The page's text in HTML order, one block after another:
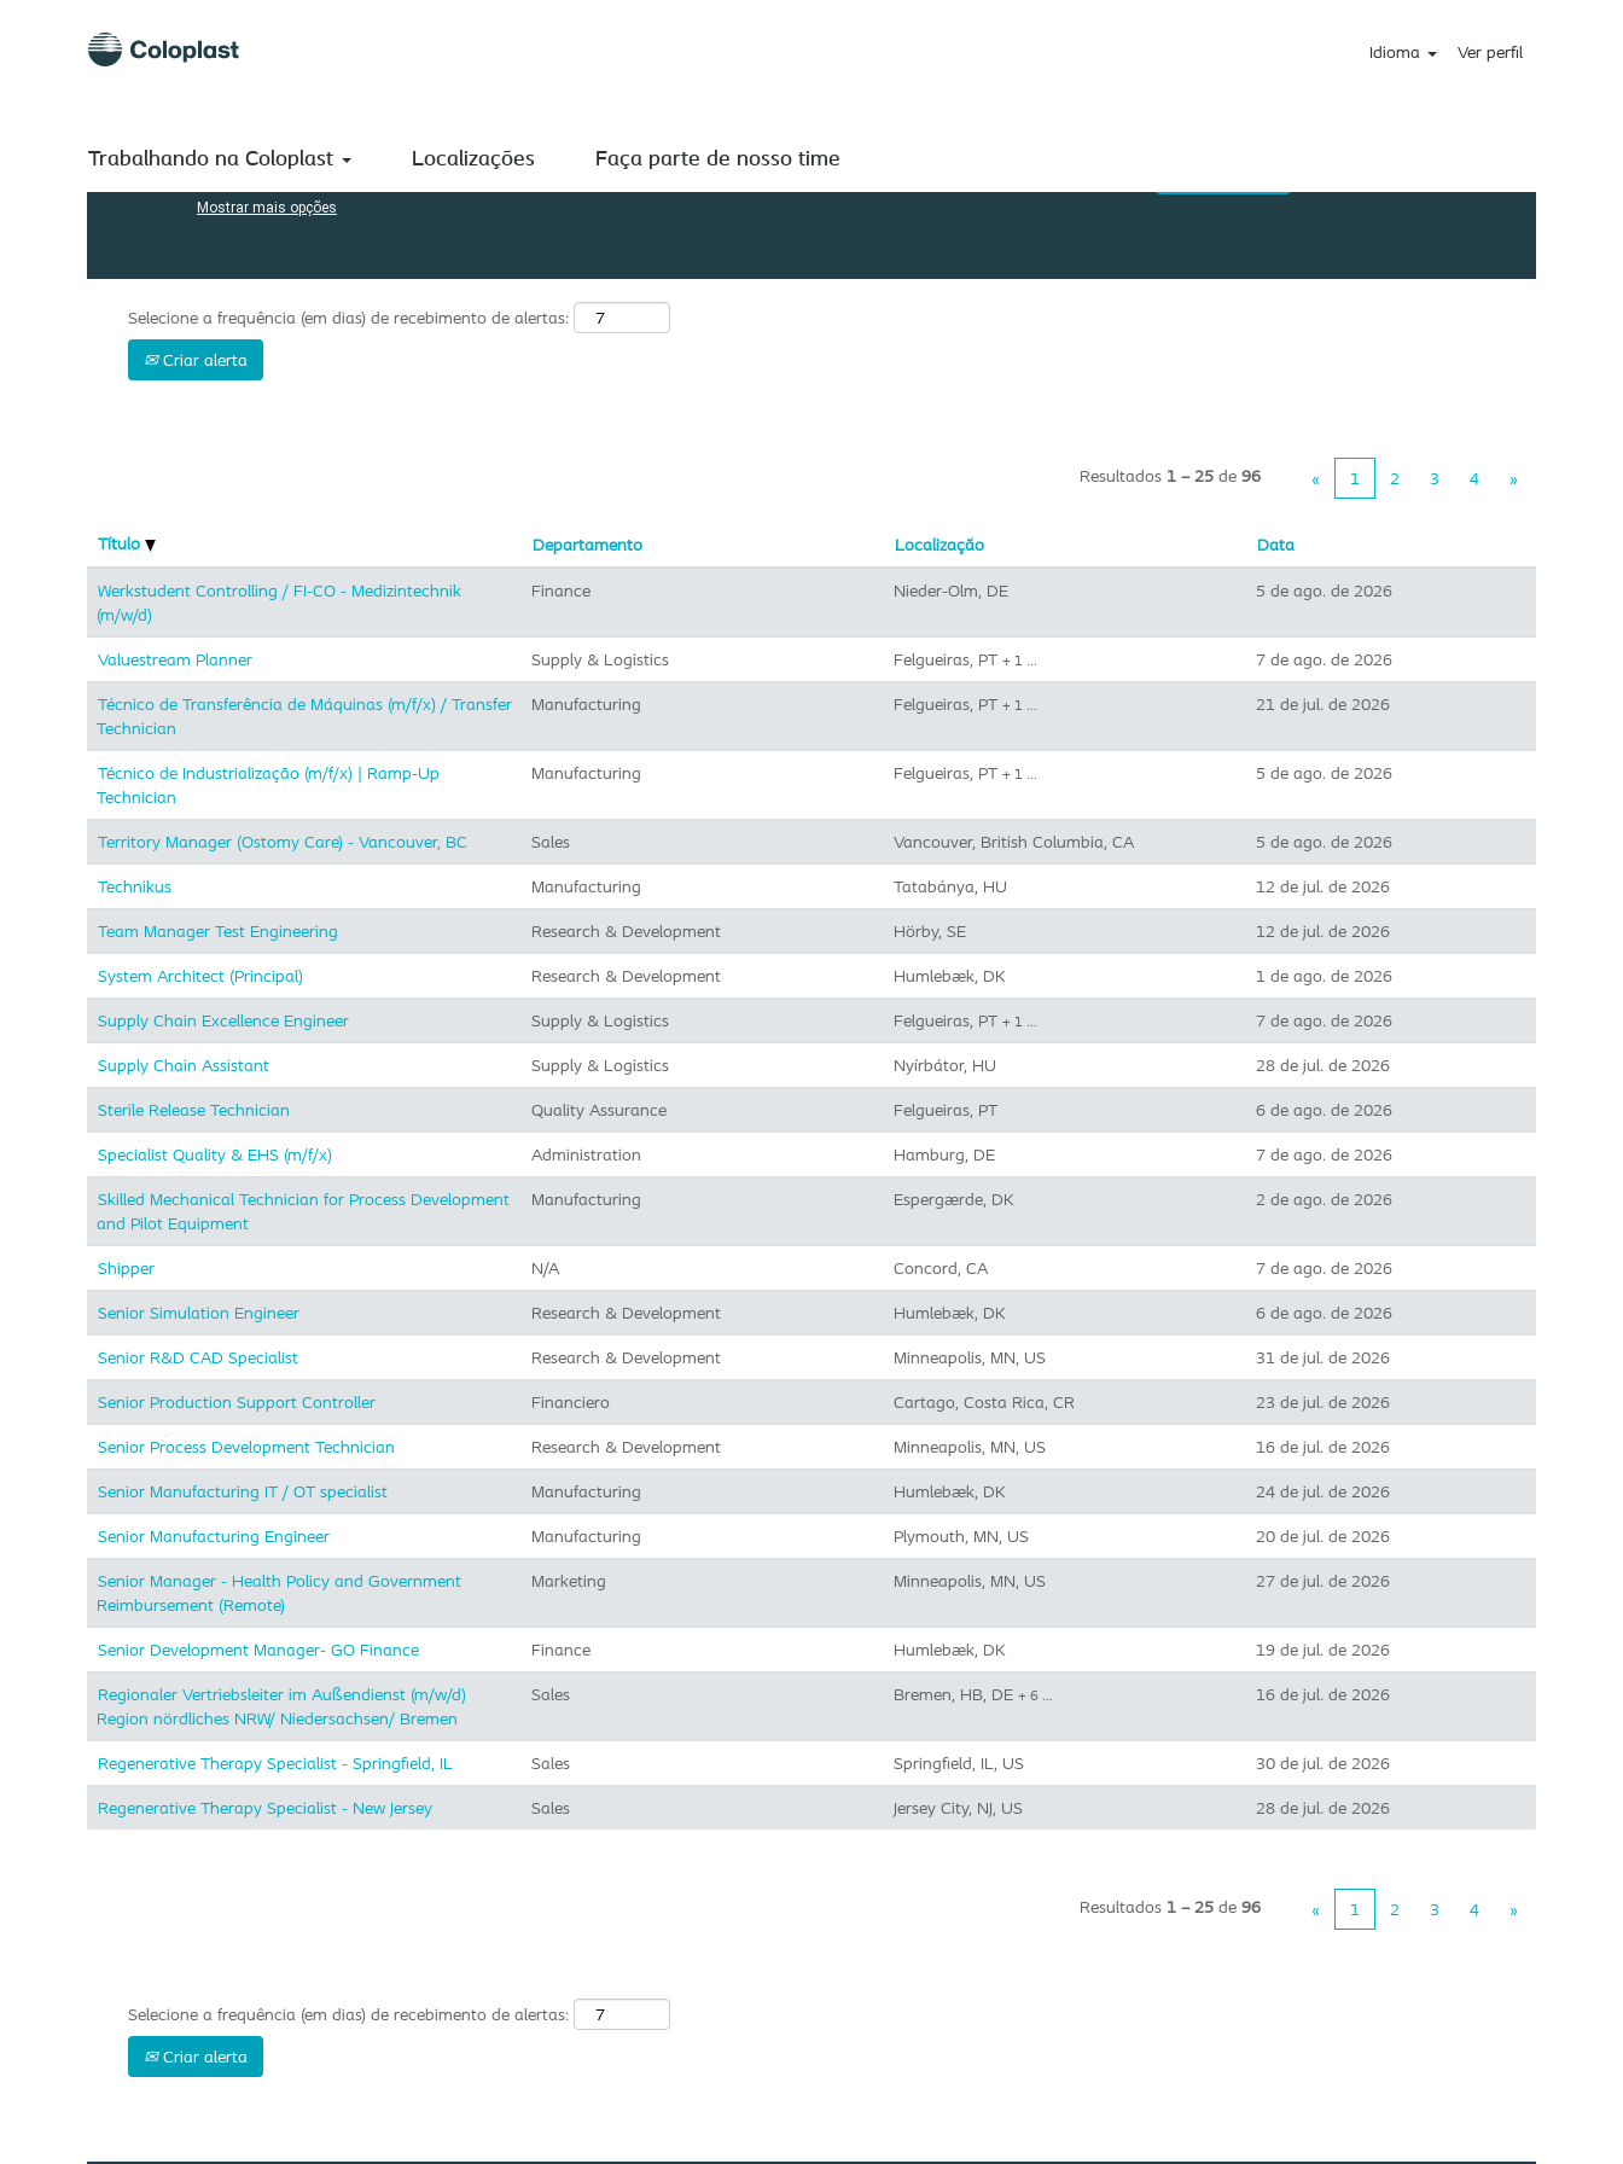
Idioma Ver perfil
Trabalhando na Coloplast Localizações Faça parte de nosso time
Mostrar mais opções
Selecione a frequência (em dias) de recebimento de alertas:
Criar alerta
Resultados 1 – 25 de 96 « 1 2 3 4 »
Título Departamento Localização Data
Werkstudent Controlling / FI-CO - Medizintechnik
(m/w/d)
Finance Nieder-Olm, DE 5 de ago. de 2026
Valuestream Planner Supply & Logistics Felgueiras, PT + 1 … 7 de ago. de 2026
Técnico de Transferência de Máquinas (m/f/x) / Transfer
Technician
Manufacturing Felgueiras, PT + 1 … 21 de jul. de 2026
Técnico de Industrialização (m/f/x) | Ramp-Up
Technician
Manufacturing Felgueiras, PT + 1 … 5 de ago. de 2026
Territory Manager (Ostomy Care) - Vancouver, BC Sales Vancouver, British Columbia, CA 5 de ago. de 2026
Technikus Manufacturing Tatabánya, HU 12 de jul. de 2026
Team Manager Test Engineering Research & Development Hörby, SE 12 de jul. de 2026
System Architect (Principal) Research & Development Humlebæk, DK 1 de ago. de 2026
Supply Chain Excellence Engineer Supply & Logistics Felgueiras, PT + 1 … 7 de ago. de 2026
Supply Chain Assistant Supply & Logistics Nyírbátor, HU 28 de jul. de 2026
Sterile Release Technician Quality Assurance Felgueiras, PT 6 de ago. de 2026
Specialist Quality & EHS (m/f/x) Administration Hamburg, DE 7 de ago. de 2026
Skilled Mechanical Technician for Process Development
and Pilot Equipment
Manufacturing Espergærde, DK 2 de ago. de 2026
Shipper N/A Concord, CA 7 de ago. de 2026
Senior Simulation Engineer Research & Development Humlebæk, DK 6 de ago. de 2026
Senior R&D CAD Specialist Research & Development Minneapolis, MN, US 31 de jul. de 2026
Senior Production Support Controller Financiero Cartago, Costa Rica, CR 23 de jul. de 2026
Senior Process Development Technician Research & Development Minneapolis, MN, US 16 de jul. de 2026
Senior Manufacturing IT / OT specialist Manufacturing Humlebæk, DK 24 de jul. de 2026
Senior Manufacturing Engineer Manufacturing Plymouth, MN, US 20 de jul. de 2026
Senior Manager - Health Policy and Government
Reimbursement (Remote)
Marketing Minneapolis, MN, US 27 de jul. de 2026
Senior Development Manager- GO Finance Finance Humlebæk, DK 19 de jul. de 2026
Regionaler Vertriebsleiter im Außendienst (m/w/d)
Region nördliches NRW/ Niedersachsen/ Bremen
Sales Bremen, HB, DE + 6 … 16 de jul. de 2026
Regenerative Therapy Specialist - Springfield, IL Sales Springfield, IL, US 30 de jul. de 2026
Regenerative Therapy Specialist - New Jersey Sales Jersey City, NJ, US 28 de jul. de 2026
Resultados 1 – 25 de 96 « 1 2 3 4 »
Selecione a frequência (em dias) de recebimento de alertas:
Criar alerta